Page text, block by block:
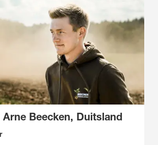
Arne Beecken, Duitsland